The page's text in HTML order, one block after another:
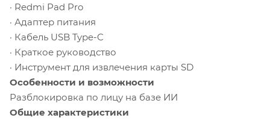
· Redmi Pad Pro
· Адаптер питания
· Кабель USB Type-C
· Краткое руководство
· Инструмент для извлечения карты SD
Особенности и возможности
Разблокировка по лицу на базе ИИ
Общие характеристики